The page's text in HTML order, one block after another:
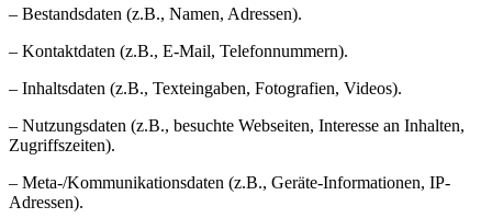
– Bestandsdaten (z.B., Namen, Adressen).
– Kontaktdaten (z.B., E-Mail, Telefonnummern).
– Inhaltsdaten (z.B., Texteingaben, Fotografien, Videos).
– Nutzungsdaten (z.B., besuchte Webseiten, Interesse an Inhalten,
Zugriffszeiten).
– Meta-/Kommunikationsdaten (z.B., Geräte-Informationen, IP-
Adressen).